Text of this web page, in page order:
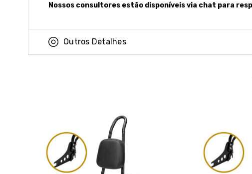
Nossos consultores estão disponíveis via chat para
Outros Detalhes